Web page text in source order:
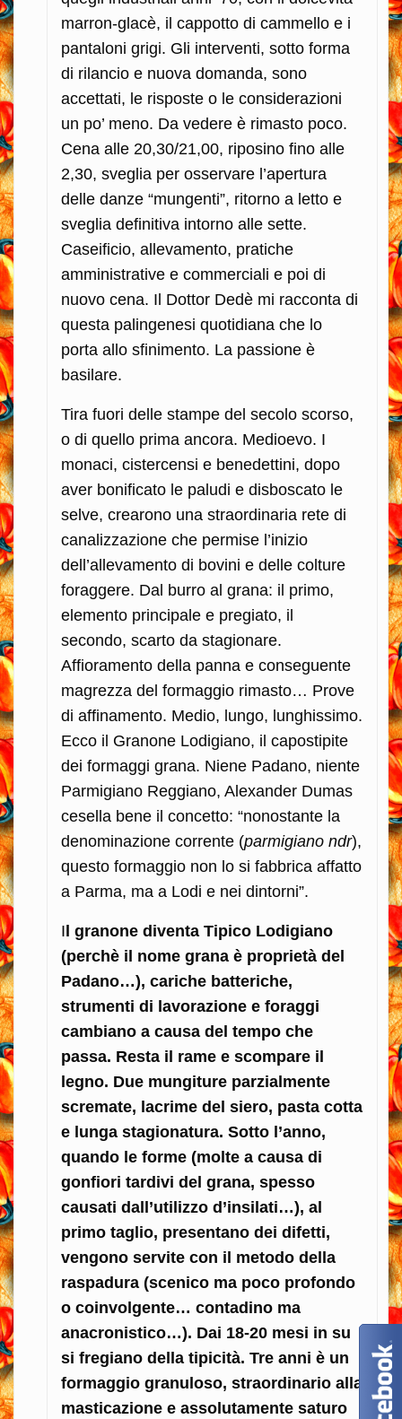
marron-glacè, il cappotto di cammello e i
pantaloni grigi. Gli interventi, sotto forma
di rilancio e nuova domanda, sono
accettati, le risposte o le considerazioni
un po’ meno. Da vedere è rimasto poco.
Cena alle 20,30/21,00, riposino fino alle
2,30, sveglia per osservare l’apertura
delle danze “mungenti”, ritorno a letto e
sveglia definitiva intorno alle sette.
Caseificio, allevamento, pratiche
amministrative e commerciali e poi di
nuovo cena. Il Dottor Dedè mi racconta di
questa palingenesi quotidiana che lo
porta allo sfinimento. La passione è
basilare.
Tira fuori delle stampe del secolo scorso,
o di quello prima ancora. Medioevo. I
monaci, cistercensi e benedettini, dopo
aver bonificato le paludi e disboscato le
selve, crearono una straordinaria rete di
canalizzazione che permise l’inizio
dell’allevamento di bovini e delle colture
foraggere. Dal burro al grana: il primo,
elemento principale e pregiato, il
secondo, scarto da stagionare.
Affioramento della panna e conseguente
magrezza del formaggio rimasto… Prove
di affinamento. Medio, lungo, lunghissimo.
Ecco il Granone Lodigiano, il capostipite
dei formaggi grana. Niene Padano, niente
Parmigiano Reggiano, Alexander Dumas
cesella bene il concetto: “nonostante la
denominazione corrente (parmigiano ndr),
questo formaggio non lo si fabbrica affatto
a Parma, ma a Lodi e nei dintorni”.
I l granone diventa Tipico Lodigiano
(perchè il nome grana è proprietà del
Padano…), cariche batteriche,
strumenti di lavorazione e foraggi
cambiano a causa del tempo che
passa. Resta il rame e scompare il
legno. Due mungiture parzialmente
scremate, lacrime del siero, pasta cotta
e lunga stagionatura. Sotto l’anno,
quando le forme (molte a causa di
gonfiori tardivi del grana, spesso
causati dall’utilizzo d’insilati…), al
primo taglio, presentano dei difetti,
vengono servite con il metodo della
raspadura (scenico ma poco profondo
o coinvolgente… contadino ma
anacronistico…). Dai 18-20 mesi in su
si fregiano della tipicità. Tre anni è un
formaggio granuloso, straordinario alla
masticazione e assolutamente saturo